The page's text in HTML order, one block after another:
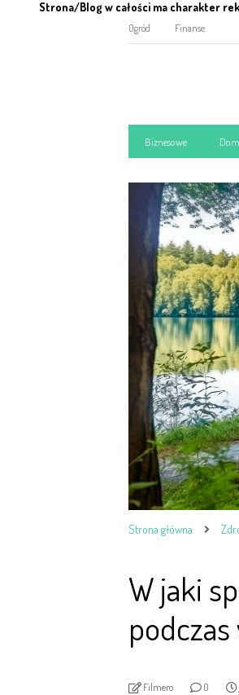
Strona/Blog w całości ma charakter
Ogród Finanse
Biznesowe
Strona główna
W jaki
Filmero 0